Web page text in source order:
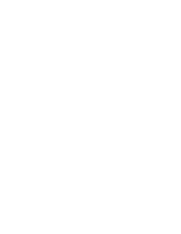
殴打老人 痛下狠手拳打脚踢
安全 医生回应